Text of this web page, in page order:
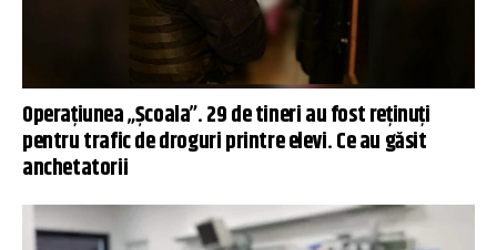
Operațiunea „Școala”. 29 de tineri au fost reținuți
pentru trafic de droguri printre elevi. Ce au găsit
anchetatorii